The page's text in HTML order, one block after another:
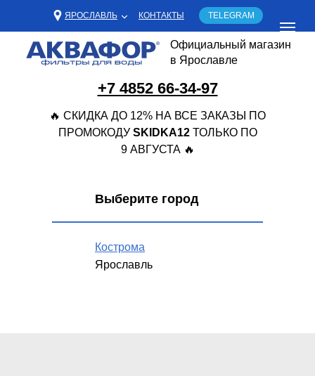
+7 4852 66-34-97
ЯРОСЛАВЛЬ
Официальный магазин
в Ярославле
🔥 СКИДКА ДО 12% НА ВСЕ ЗАКАЗЫ ПО
ПРОМОКОДУ SKIDKA12 ТОЛЬКО ПО
9 АВГУСТА 🔥
КОНТАКТЫ TELEGRAM
Кострома
Ярославль
Выберите город